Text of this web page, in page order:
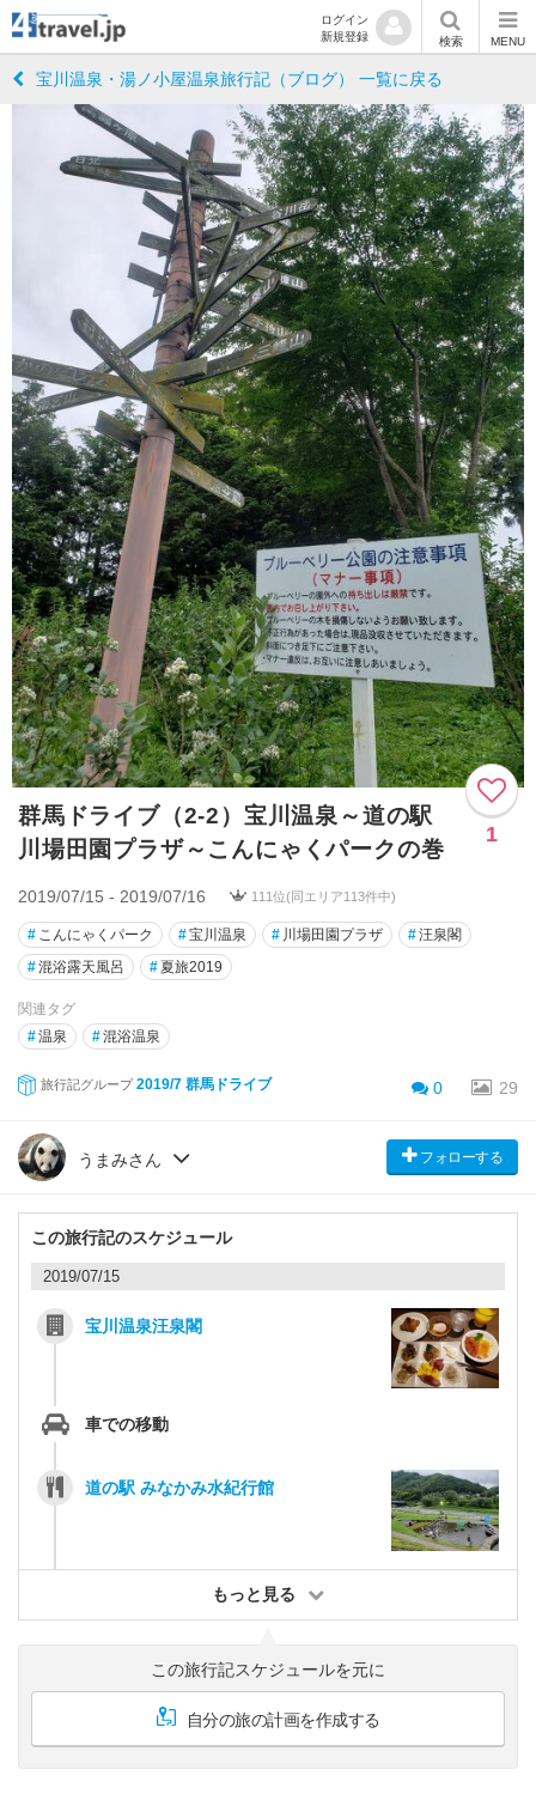
ログイン
新規登録
検索 MENU
宝川温泉・湯ノ小屋温泉旅行記（ブログ） 一覧に戻る
群馬ドライブ（2-2）宝川温泉～道の駅
川場田園プラザ～こんにゃくパークの巻
1
2019/07/15 - 2019/07/16 111位(同エリア113件中)
# こんにゃくパーク #宝川温泉 # 川場田園プラザ #汪泉閣
#混浴露天風呂 #夏旅2019
関連タグ
#温泉 #混浴温泉
旅行記グループ 2019/7 群馬ドライブ 0 29
うまみさん フォローする
この旅行記のスケジュール
2019/07/15
宝川温泉汪泉閣
車での移動
道の駅 みなかみ水紀行館
もっと見る
この旅行記スケジュールを元に
自分の旅の計画を作成する